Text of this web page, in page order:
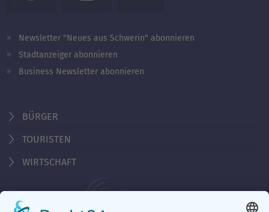
Newsletter "Neues aus Schwerin" abonnieren
Stadtanzeiger abonnieren
Business Newsletter abonnieren
BÜRGER
TOURISTEN
WIRTSCHAFT
Behördennummer 115